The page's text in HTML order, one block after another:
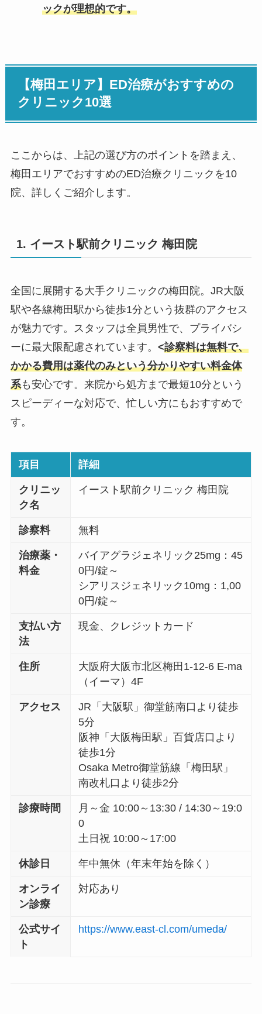
ックが理想的です。
【梅田エリア】ED治療がおすすめの
クリニック10選
ここからは、上記の選び方のポイントを踏まえ、
梅田エリアでおすすめのED治療クリニックを10
院、詳しくご紹介します。
1. イースト駅前クリニック 梅田院
全国に展開する大手クリニックの梅田院。JR大阪
駅や各線梅田駅から徒歩1分という抜群のアクセス
が魅力です。スタッフは全員男性で、プライバシ
ーに最大限配慮されています。 <診察料は無料で、
かかる費用は薬代のみという分かりやすい料金体
系も安心です。来院から処方まで最短10分という
スピーディーな対応で、忙しい方にもおすすめで
す。
項目 詳細
クリニッ
ク名
イースト駅前クリニック 梅田院
診察料 無料
治療薬・
料金
バイアグラジェネリック25mg：45
0円/錠～
シアリスジェネリック10mg：1,00
0円/錠～
支払い方
法
現金、クレジットカード
住所
大阪府大阪市北区梅田1-12-6 E-ma
（イーマ）4F
アクセス
JR「大阪駅」御堂筋南口より徒歩
5分
阪神「大阪梅田駅」百貨店口より
徒歩1分
Osaka Metro御堂筋線「梅田駅」
南改札口より徒歩2分
診療時間
月～金 10:00～13:30 / 14:30～19:0
0
土日祝 10:00～17:00
休診日 年中無休（年末年始を除く）
オンライ
ン診療
対応あり
公式サイ
ト
https://www.east-cl.com/umeda/